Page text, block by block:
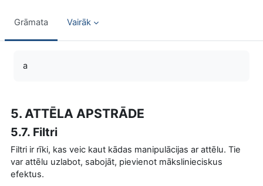
Grāmata Vairāk
a
5. ATTĒLA APSTRĀDE
5.7. Filtri
Filtri ir rīki, kas veic kaut kādas manipulācijas ar attēlu. Tie
var attēlu uzlabot, sabojāt, pievienot mākslinieciskus
efektus.